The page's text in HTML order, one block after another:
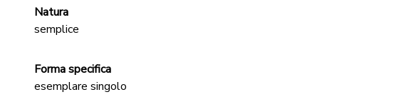
Natura
semplice
Forma specifica
esemplare singolo